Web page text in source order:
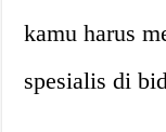
kamu harus
spesialis di